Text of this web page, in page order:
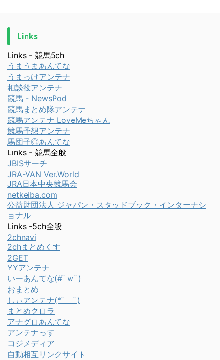
Links
Links - 競馬5ch
うまうまあんてな
うまっけアンテナ
相談役アンテナ
競馬 - NewsPod
競馬まとめ隊アンテナ
競馬アンテナ LoveMeちゃん
競馬予想アンテナ
馬団子◎あんてな
Links - 競馬全般
JBISサーチ
JRA-VAN Ver.World
JRA日本中央競馬会
netkeiba.com
公益財団法人 ジャパン・スタッドブック・インターナシ
ョナル
Links -5ch全般
2chnavi
2chまとめくす
2GET
YYアンテナ
いーあんてな(#ﾟｗﾟ)
おまとめ
しぃアンテナ(*ﾟーﾟ)
まとめクロラ
アナグロあんてな
アンテナっす
コジメディア
自動相互リンクサイト